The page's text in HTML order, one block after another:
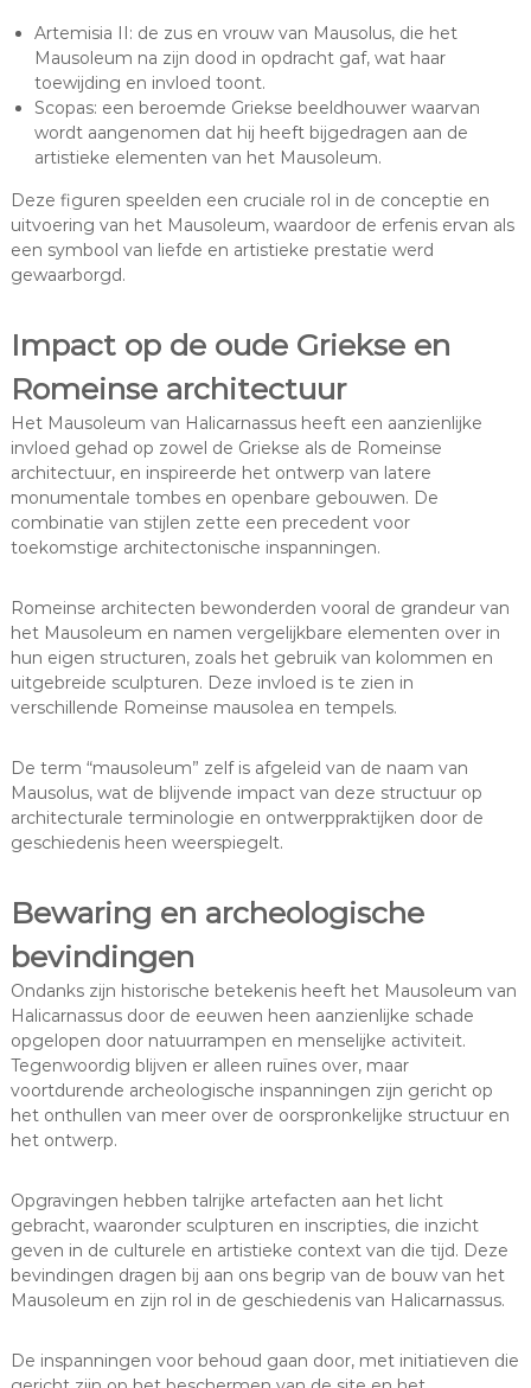
Artemisia II: de zus en vrouw van Mausolus, die het
Mausoleum na zijn dood in opdracht gaf, wat haar
toewijding en invloed toont.
Scopas: een beroemde Griekse beeldhouwer waarvan
wordt aangenomen dat hij heeft bijgedragen aan de
artistieke elementen van het Mausoleum.
Deze figuren speelden een cruciale rol in de conceptie en
uitvoering van het Mausoleum, waardoor de erfenis ervan als
een symbool van liefde en artistieke prestatie werd
gewaarborgd.
Impact op de oude Griekse en
Romeinse architectuur
Het Mausoleum van Halicarnassus heeft een aanzienlijke
invloed gehad op zowel de Griekse als de Romeinse
architectuur, en inspireerde het ontwerp van latere
monumentale tombes en openbare gebouwen. De
combinatie van stijlen zette een precedent voor
toekomstige architectonische inspanningen.
Romeinse architecten bewonderden vooral de grandeur van
het Mausoleum en namen vergelijkbare elementen over in
hun eigen structuren, zoals het gebruik van kolommen en
uitgebreide sculpturen. Deze invloed is te zien in
verschillende Romeinse mausolea en tempels.
De term “mausoleum” zelf is afgeleid van de naam van
Mausolus, wat de blijvende impact van deze structuur op
architecturale terminologie en ontwerppraktijken door de
geschiedenis heen weerspiegelt.
Bewaring en archeologische
bevindingen
Ondanks zijn historische betekenis heeft het Mausoleum van
Halicarnassus door de eeuwen heen aanzienlijke schade
opgelopen door natuurrampen en menselijke activiteit.
Tegenwoordig blijven er alleen ruïnes over, maar
voortdurende archeologische inspanningen zijn gericht op
het onthullen van meer over de oorspronkelijke structuur en
het ontwerp.
Opgravingen hebben talrijke artefacten aan het licht
gebracht, waaronder sculpturen en inscripties, die inzicht
geven in de culturele en artistieke context van die tijd. Deze
bevindingen dragen bij aan ons begrip van de bouw van het
Mausoleum en zijn rol in de geschiedenis van Halicarnassus.
De inspanningen voor behoud gaan door, met initiatieven die